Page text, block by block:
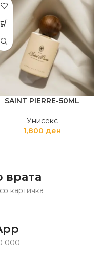
SAINT PIERRE-50ML
Унисекс
1,800 ден
врата
картичка
000